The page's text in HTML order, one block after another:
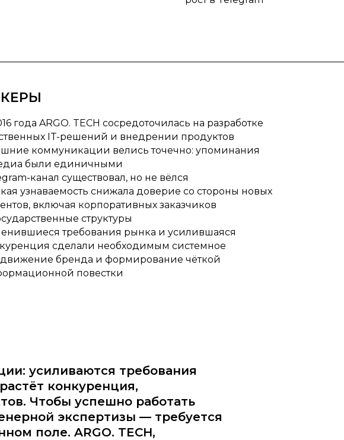
года ARGO. TECH сосредоточилась на разработке
IT-решений и внедрении продуктов
коммуникации велись точечно: упоминания
были единичными
канал существовал, но не вёлся
узнаваемость снижала доверие со стороны новых
включая корпоративных заказчиков
структуры
требования рынка и усилившаяся
сделали необходимым системное
бренда и формирование чёткой
повестки
усиливаются требования
конкуренция,
Чтобы успешно работать
экспертизы — требуется
поле. ARGO. TECH,